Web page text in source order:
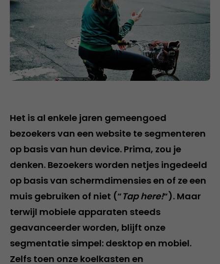
Het is al enkele jaren gemeengoed
bezoekers van een website te segmenteren
op basis van hun device. Prima, zou je
denken. Bezoekers worden netjes ingedeeld
op basis van schermdimensies en of ze een
muis gebruiken of niet (“Tap here!“). Maar
terwijl mobiele apparaten steeds
geavanceerder worden, blijft onze
segmentatie simpel: desktop en mobiel.
Zelfs toen onze koelkasten en